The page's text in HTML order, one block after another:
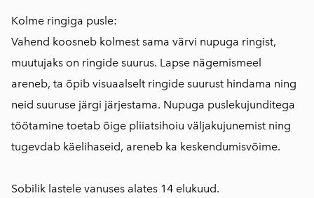
Kolme ringiga pusle:
Vahend koosneb kolmest sama värvi nupuga ringist,
muutujaks on ringide suurus. Lapse nägemismeel
areneb, ta õpib visuaalselt ringide suurust hindama ning
neid suuruse järgi järjestama. Nupuga puslekujunditega
töötamine toetab õige pliiatsihoiu väljakujunemist ning
tugevdab käelihaseid, areneb ka keskendumisvõime.
Sobilik lastele vanuses alates 14 elukuud.